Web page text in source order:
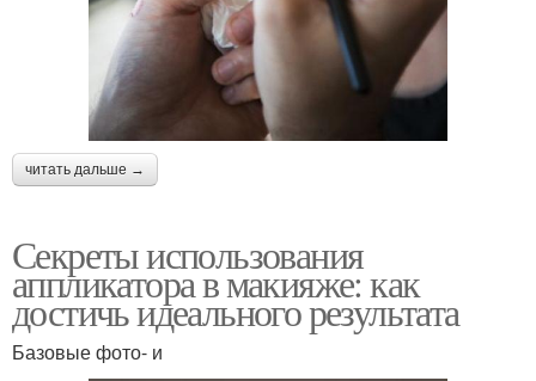
читать дальше →
Секреты использования
аппликатора в макияже: как
достичь идеального результата
Базовые фото- и